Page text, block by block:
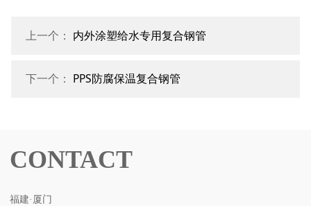
上一个： 内外涂塑给水专用复合钢管
下一个： PPS防腐保温复合钢管
CONTACT
福建·厦门